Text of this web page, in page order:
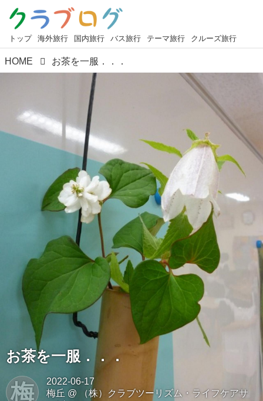
トップ 海外旅行 国内旅行 バス旅行 テーマ旅行 クルーズ旅行
HOME お茶を一服．．．
お茶を一服．．．
梅
2022-06-17
梅丘 @
（株）クラブツーリズム・ライフケアサ